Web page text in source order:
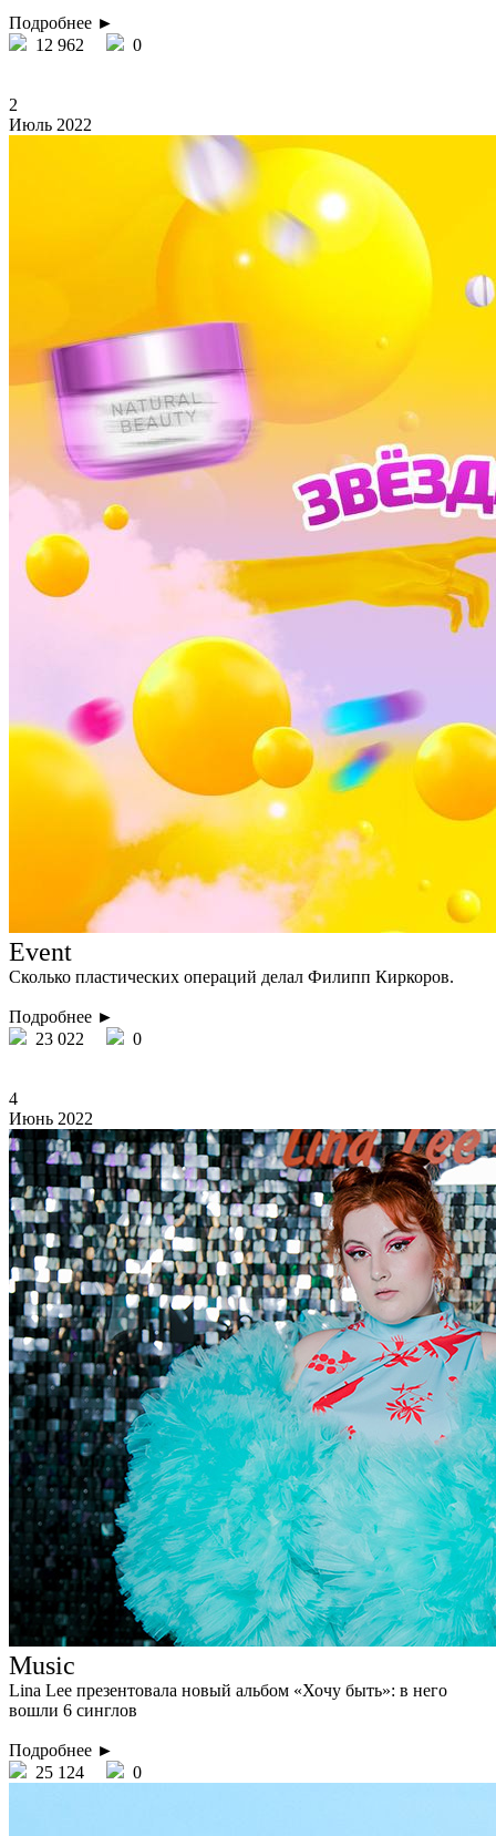
Подробнее ►
12 962
0
2
Июль 2022
Event
Сколько пластических операций делал Филипп Киркоров.
Подробнее ►
23 022
0
4
Июнь 2022
Music
Lina Lee презентовала новый альбом «Хочу быть»: в него
вошли 6 синглов
Подробнее ►
25 124
0